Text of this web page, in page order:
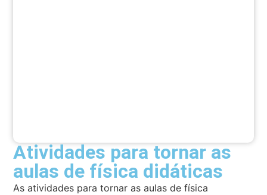
Atividades para tornar as
aulas de física didáticas
As atividades para tornar as aulas de física